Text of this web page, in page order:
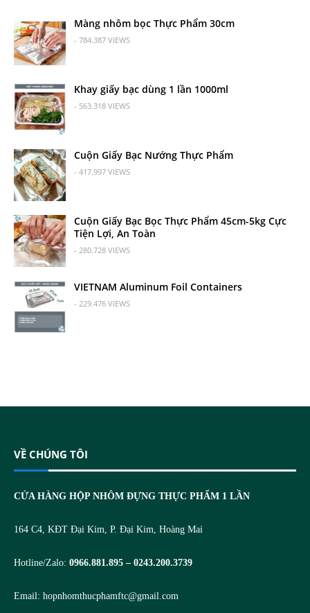
Màng nhôm bọc Thực Phẩm 30cm
- 784.387 VIEWS
Khay giấy bạc dùng 1 lần 1000ml
- 563.318 VIEWS
Cuộn Giấy Bạc Nướng Thực Phẩm
- 417.997 VIEWS
Cuộn Giấy Bạc Bọc Thực Phẩm 45cm-5kg Cực
Tiện Lợi, An Toàn
- 280.728 VIEWS
VIETNAM Aluminum Foil Containers
- 229.476 VIEWS
VỀ CHÚNG TÔI
CỬA HÀNG HỘP NHÔM ĐỰNG THỰC PHẨM 1 LẦN
164 C4, KĐT Đại Kim, P. Đại Kim, Hoàng Mai
Hotline/Zalo: 0966.881.895 – 0243.200.3739
Email: hopnhomthucphamftc@gmail.com